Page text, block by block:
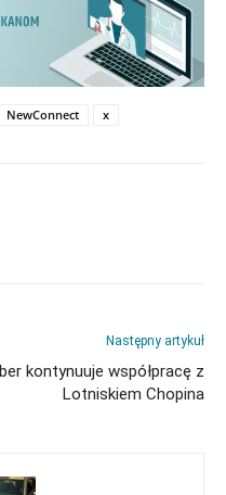
NewConnect x
Następny artykuł
kontynuuje współpracę z
Lotniskiem Chopina